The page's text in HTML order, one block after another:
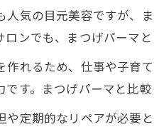
人気の目元美容ですが
ロンでも、まつげパーマ
作れるため、仕事や子育
す。まつげパーマと比
定期的なリペアが必要